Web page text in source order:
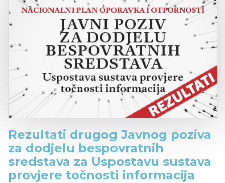
Rezultati drugog Javnog poziva
za dodjelu bespovratnih
sredstava za Uspostavu sustava
provjere točnosti informacija